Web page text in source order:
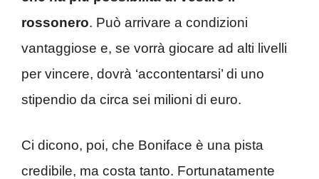
rossonero. Può arrivare a condizioni
vantaggiose e, se vorrà giocare ad alti livelli
per vincere, dovrà ‘accontentarsi’ di uno
stipendio da circa sei milioni di euro.
Ci dicono, poi, che Boniface è una pista
credibile, ma costa tanto. Fortunatamente